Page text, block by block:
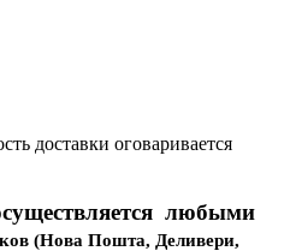
доставки оговаривается
любыми
(Нова Пошта, Деливери,